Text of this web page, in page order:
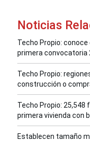
Noticias
Techo Propio:
primera convocatoria
Techo Propio:
construcción o
Techo Propio:
primera vivienda con
Establecen tamaño